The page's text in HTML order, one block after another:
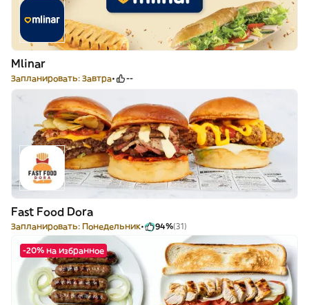
Mlinar
Запланировать: Завтра --
Fast Food Dora
Запланировать: Понедельник 94%(31)
-20% на избранное